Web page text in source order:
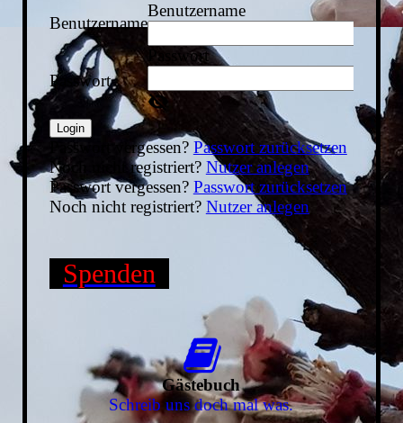
Benutzername
Benutzername
Passwort
Passwort
Login
Passwort vergessen? Passwort zurücksetzen
Noch nicht registriert? Nutzer anlegen
Passwort vergessen? Passwort zurücksetzen
Noch nicht registriert? Nutzer anlegen
Spenden
Gästebuch
Schreib uns doch mal was.